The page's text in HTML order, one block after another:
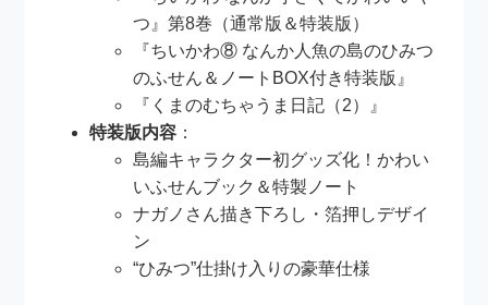
つ』第8巻（通常版＆特装版）
『ちいかわ⑧ なんか人魚の島のひみつ
のふせん＆ノートBOX付き特装版』
『くまのむちゃうま日記（2）』
特装版内容 ：
島編キャラクター初グッズ化！かわい
いふせんブック＆特製ノート
ナガノさん描き下ろし・箔押しデザイ
ン
“ひみつ”仕掛け入りの豪華仕様